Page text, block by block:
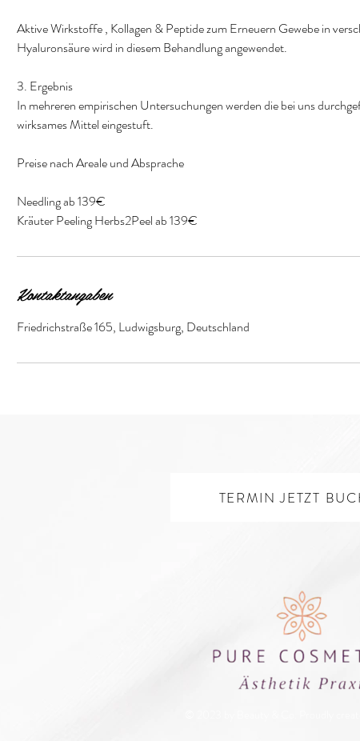
Aktive Wirkstoffe , Kollagen & Peptide zum Erneuern Gewebe in
Hyaluronsäure wird in diesem Behandlung angewendet.
3. Ergebnis
In mehreren empirischen Untersuchungen werden die bei uns
wirksames Mittel eingestuft.
Preise nach Areale und Absprache
Needling ab 139€
Kräuter Peeling Herbs2Peel ab 139€
Kontaktangaben
Friedrichstraße 165, Ludwigsburg, Deutschland
TERMIN JETZT